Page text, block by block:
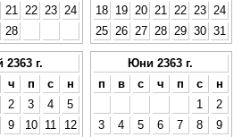
21 22 23
24
28
18
19 20 21 22 23
24
25
26 27 28 29 30 31
2363 г.
ч п с
н
2 3 4
5
9 10 11
12
Юни 2363 г.
п
в с ч п с
н
1
2
3
4 5 6 7 8
9